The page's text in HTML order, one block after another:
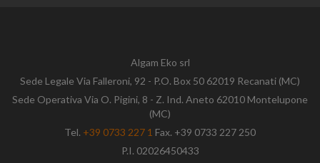
Algam Eko srl
Sede Legale Via Falleroni, 92 - P.O. Box 50 62019 Recanati (MC)
Sede Operativa Via O. Pigini, 8 - Z. Ind. Aneto 62010 Montelupone
(MC)
Tel. +39 0733 227 1 Fax. +39 0733 227 250
P.I. 02026450433